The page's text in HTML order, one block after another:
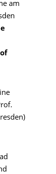
am